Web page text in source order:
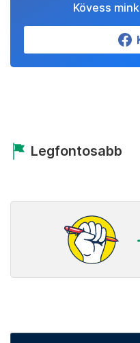
Kövess
Legfontosabb